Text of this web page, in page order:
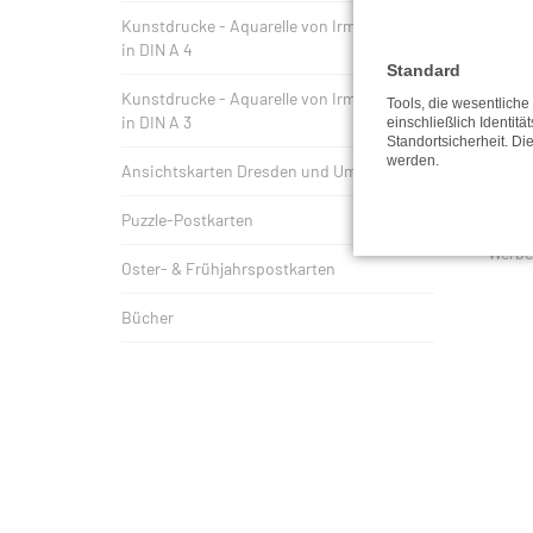
Kunstdrucke - Aquarelle von Irmgard Uhlig
in DIN A 4
Kunstdrucke - Aquarelle von Irmgard Uhlig
in DIN A 3
Ansichtskarten Dresden und Umgebung
Puzzle-Postkarten
Oster- & Frühjahrspostkarten
Bücher
Bitte
Die
Alle
Standard
Tools, die
einschließlich
Standortsicherheit.
werden.